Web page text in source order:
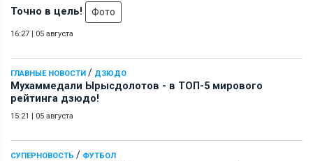
Точно в цель! Фото
16:27 | 05 августа
ГЛАВНЫЕ НОВОСТИ / ДЗЮДО
Мухаммедали Ырысдолотов - в ТОП-5 мирового
рейтинга дзюдо!
15:21 | 05 августа
СУПЕРНОВОСТЬ / ФУТБОЛ